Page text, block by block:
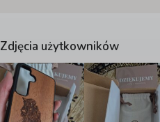
Zdjęcia użytkowników